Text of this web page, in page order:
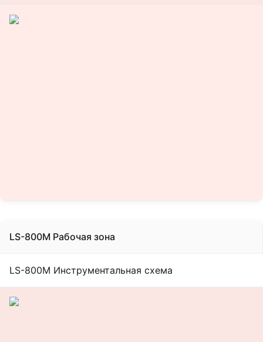
LS-800M Рабочая зона
LS-800M Инструментальная схема